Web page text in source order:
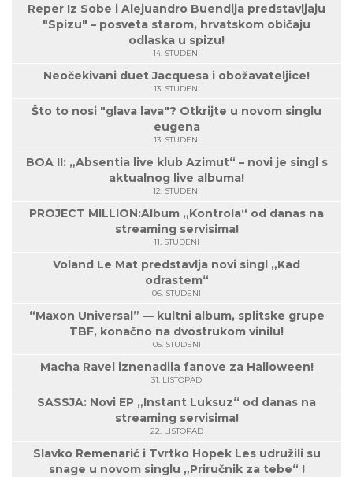
Reper Iz Sobe i Alejuandro Buendija predstavljaju
"Spizu" – posveta starom, hrvatskom običaju
odlaska u spizu!
14. STUDENI
Neočekivani duet Jacquesa i obožavateljice!
13. STUDENI
Što to nosi "glava lava"? Otkrijte u novom singlu
eugena
13. STUDENI
BOA II: „Absentia live klub Azimut“ – novi je singl s
aktualnog live albuma!
12. STUDENI
PROJECT MILLION:Album „Kontrola“ od danas na
streaming servisima!
11. STUDENI
Voland Le Mat predstavlja novi singl „Kad
odrastem“
06. STUDENI
“Maxon Universal” — kultni album, splitske grupe
TBF, konačno na dvostrukom vinilu!
05. STUDENI
Macha Ravel iznenadila fanove za Halloween!
31. LISTOPAD
SASSJA: Novi EP „Instant Luksuz“ od danas na
streaming servisima!
22. LISTOPAD
Slavko Remenarić i Tvrtko Hopek Les udružili su
snage u novom singlu „Priručnik za tebe“ !